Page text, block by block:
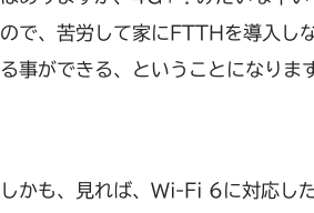
ので、苦労して家にFTTHを導入し
る事ができる、ということになりま
しかも、見れば、Wi-Fi 6に対応し